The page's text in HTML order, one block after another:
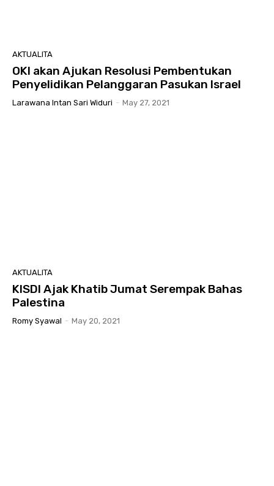
AKTUALITA
OKI akan Ajukan Resolusi Pembentukan
Penyelidikan Pelanggaran Pasukan Israel
Larawana Intan Sari Widuri - May 27, 2021
AKTUALITA
KISDI Ajak Khatib Jumat Serempak Bahas
Palestina
Romy Syawal - May 20, 2021